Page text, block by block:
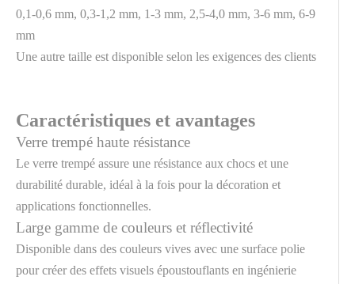
0,1-0,6 mm, 0,3-1,2 mm, 1-3 mm, 2,5-4,0 mm, 3-6 mm, 6-9
mm
Une autre taille est disponible selon les exigences des clients
Caractéristiques et avantages
Verre trempé haute résistance
Le verre trempé assure une résistance aux chocs et une
durabilité durable, idéal à la fois pour la décoration et
applications fonctionnelles.
Large gamme de couleurs et réflectivité
Disponible dans des couleurs vives avec une surface polie
pour créer des effets visuels époustouflants en ingénierie